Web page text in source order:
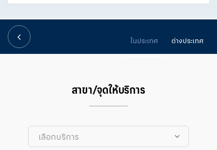
日本語 ในประเทศ ต่างประเทศ
สาขา/จุดให้บริการ
เลือกบริการ